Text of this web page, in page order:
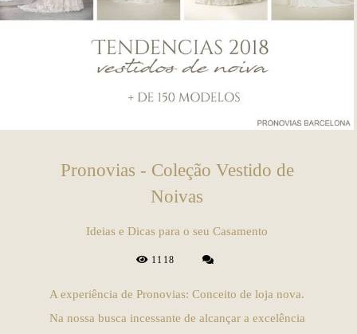
Pronovias - Coleção Vestido de
Noivas
Ideias e Dicas para o seu Casamento
1118
A experiência de Pronovias: Conceito de loja nova.
Na nossa busca incessante de alcançar a excelência